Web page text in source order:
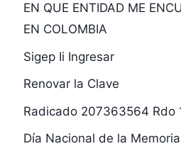
EN QUE ENTIDAD ME
EN COLOMBIA
Sigep Ii Ingresar
Renovar la Clave
Radicado 207363564 Rdo
Día Nacional de la